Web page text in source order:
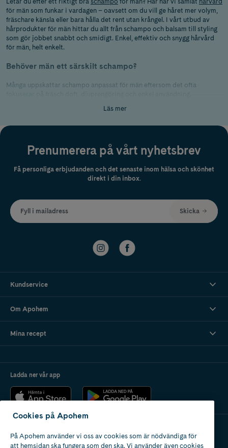
för män som funkar i vardagen – oavsett om du vill ge håret mer volym,
fräschare känsla eller bara hålla det rent utan krångel. I vårt utbud av
hårprodukter för män hittar du allt från schampo och balsam till styling
som gör jobbet snabbt och smidigt. Enkel, effektiv och snygg hårvård
för män, helt enkelt.
Behöver män ett särskilt schampo?
Många uppskattar schampo anpassat för män eftersom det ofta
Vilka hårprodukter är bra för män?
Läs mer
Prenumerera på vårt nyhetsbrev
Få personliga erbjudanden och det senaste inom hälsa och skönhet
direkt i din inbox.
Fyll i mailadress Skicka
Kundservice
Om Apohem
Mina recept
Ladda ner vår app
Apotek med tillstånd
av Läkemedelsverket
Cookies på Apohem
På Apohem använder vi oss av cookies som är nödvändiga för
att hemsidan ska fungera som den ska. Vi använder även cookies